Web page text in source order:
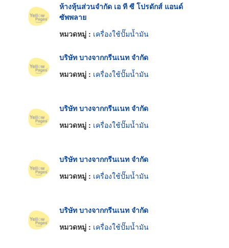
ห้างหุ้นส่วนจำกัด เอ ที ซี โปรดักส์ แอนด์
ซัพพลาย
หมวดหมู่ : เครื่องใช้ปั๊มน้ำมัน
บริษัท บางจากกรีนเนท จำกัด
หมวดหมู่ : เครื่องใช้ปั๊มน้ำมัน
บริษัท บางจากกรีนเนท จำกัด
หมวดหมู่ : เครื่องใช้ปั๊มน้ำมัน
บริษัท บางจากกรีนเนท จำกัด
หมวดหมู่ : เครื่องใช้ปั๊มน้ำมัน
บริษัท บางจากกรีนเนท จำกัด
หมวดหมู่ : เครื่องใช้ปั๊มน้ำมัน